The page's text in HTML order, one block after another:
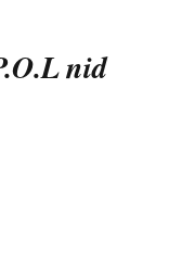
nid